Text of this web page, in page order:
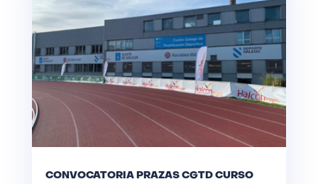
CONVOCATORIA PRAZAS CGTD CURSO